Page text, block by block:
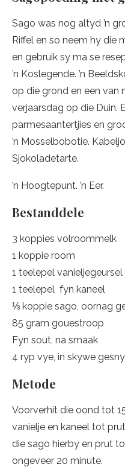
Sago was nog altyd ’n
Riffel en so neem hy die
en gebruik sy ma se
’n Koslegende. ’n
op die grond en een van
verjaarsdag op die Duin.
parmesaantertjies en
’n Mosselbobotie.
Sjokoladetarte.
’n Hoogtepunt. ’n Eer.
Bestanddele
3 koppies volroommelk
1 koppie room
1 teelepel vanieljegeursel
1 teelepel fyn kaneel
⅓ koppie sago, oornag
85 gram gouestroop
Fyn sout, na smaak
4 ryp vye, in skywe gesny
Metode
Voorverhit die oond tot
vanielje en kaneel tot
die sago hierby en prut
ongeveer 20 minute.